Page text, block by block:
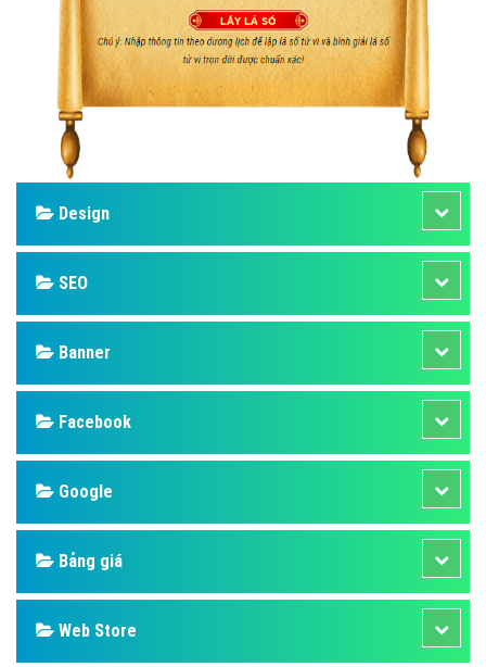
Design
SEO
Banner
Facebook
Google
Bảng giá
Web Store